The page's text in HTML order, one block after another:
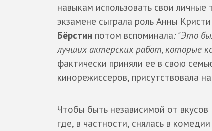
навыкам использовать свои
экзамене сыграла роль Анны
Бёрстин потом вспоминала: "Это
лучших актерских работ, которые
фактически приняли ее в свою
кинорежиссеров, присутствовала
Чтобы быть независимой от
где, в частности, снялась в